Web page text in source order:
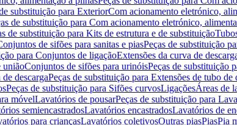
substituição para ExteriorCom acionamento eletrónico,
de substituição para Com acionamento eletrónico,
de substituição para Kits de estrutura e de substituição
de sifões para sanitas e piasPeças de substituição
para Conjuntos de ligaçãoExtensões da curva de
uniãoConjuntos de sifões para urinóisPeças de substituição
descargaPeças de substituição para Extensões de tubo de
Peças de substituição para Sifões curvosLigaçõesÁreas de
móvelLavatórios de pousarPeças de substituição para
semiencastradosLavatórios encastradosLavatórios de
para criançasLavatórios coletivosOutras piasPiasPia